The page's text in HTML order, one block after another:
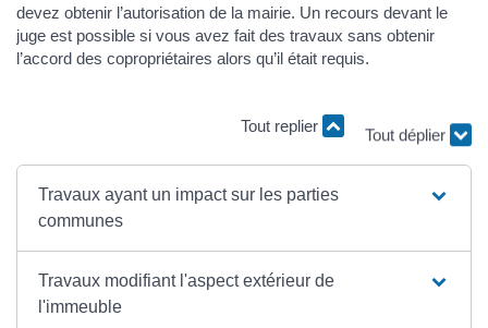
devez obtenir l’autorisation de la mairie. Un recours devant le
juge est possible si vous avez fait des travaux sans obtenir
l’accord des copropriétaires alors qu’il était requis.
Tout replier
Tout déplier
Travaux ayant un impact sur les parties
communes
Travaux modifiant l'aspect extérieur de
l'immeuble